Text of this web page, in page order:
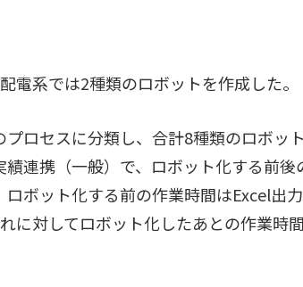
電系では2種類のロボットを作成した。
ロセスに分類し、合計8種類のロボッ
連携（一般）で、ロボット化する前後
ボット化する前の作業時間はExcel出
に対してロボット化したあとの作業時